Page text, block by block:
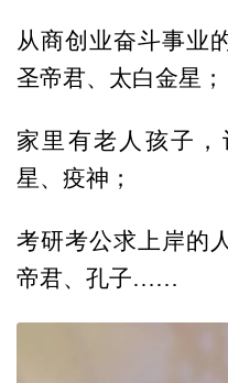
从商创业奋斗事业
圣帝君、太白金星；
家里有老人孩子
星、疫神；
考研考公求上岸的
帝君、孔子……